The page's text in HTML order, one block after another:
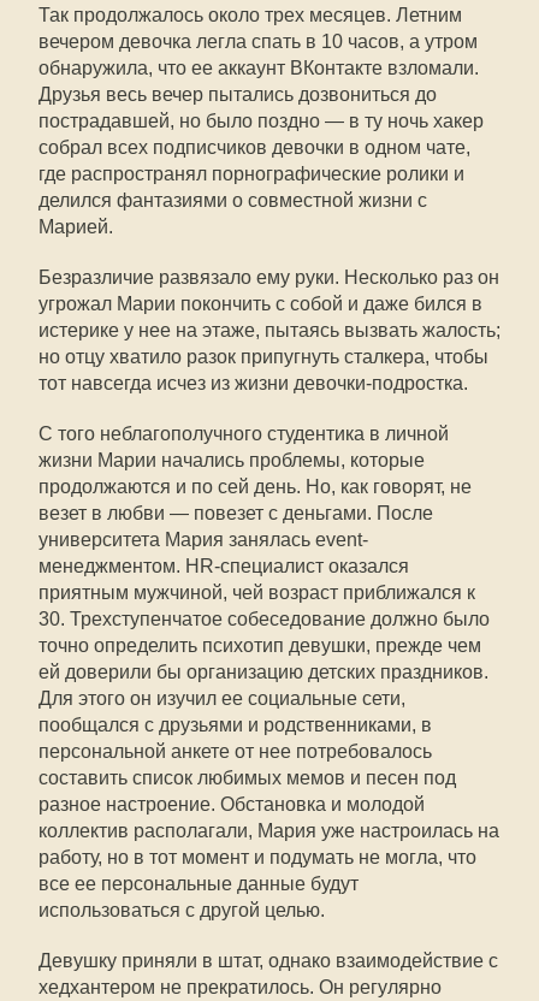
Так продолжалось около трех месяцев. Летним
вечером девочка легла спать в 10 часов, а утром
обнаружила, что ее аккаунт ВКонтакте взломали.
Друзья весь вечер пытались дозвониться до
пострадавшей, но было поздно — в ту ночь хакер
собрал всех подписчиков девочки в одном чате,
где распространял порнографические ролики и
делился фантазиями о совместной жизни с
Марией.
Безразличие развязало ему руки. Несколько раз он
угрожал Марии покончить с собой и даже бился в
истерике у нее на этаже, пытаясь вызвать жалость;
но отцу хватило разок припугнуть сталкера, чтобы
тот навсегда исчез из жизни девочки-подростка.
С того неблагополучного студентика в личной
жизни Марии начались проблемы, которые
продолжаются и по сей день. Но, как говорят, не
везет в любви — повезет с деньгами. После
университета Мария занялась event-
менеджментом. HR-специалист оказался
приятным мужчиной, чей возраст приближался к
30. Трехступенчатое собеседование должно было
точно определить психотип девушки, прежде чем
ей доверили бы организацию детских праздников.
Для этого он изучил ее социальные сети,
пообщался с друзьями и родственниками, в
персональной анкете от нее потребовалось
составить список любимых мемов и песен под
разное настроение. Обстановка и молодой
коллектив располагали, Мария уже настроилась на
работу, но в тот момент и подумать не могла, что
все ее персональные данные будут
использоваться с другой целью.
Девушку приняли в штат, однако взаимодействие с
хедхантером не прекратилось. Он регулярно